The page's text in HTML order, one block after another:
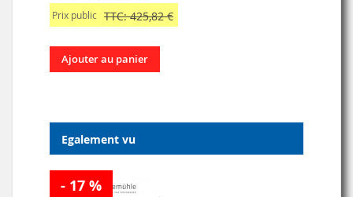
Prix public TTC: 425,82 €
Ajouter au panier
Egalement vu
- 17 %